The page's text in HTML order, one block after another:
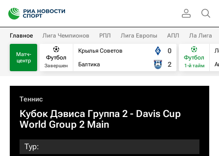
Главное Лига Чемпионов РПЛ Лига Европы АПЛ Ла Лига
Матч-
центр
Футбол
Завершен
Крылья Советов
Балтика
0
2
Футбол
1-й тайм
Теннис
Кубок Дэвиса Группа 2 - Davis Cup
World Group 2 Main
Тур: